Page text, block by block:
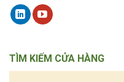
TÌM KIẾM CỬA HÀNG